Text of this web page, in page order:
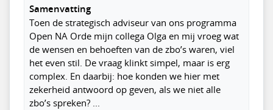
Samenvatting
Toen de strategisch adviseur van ons programma
Open NA Orde mijn collega Olga en mij vroeg wat
de wensen en behoeften van de zbo’s waren, viel
het even stil. De vraag klinkt simpel, maar is erg
complex. En daarbij: hoe konden we hier met
zekerheid antwoord op geven, als we niet alle
zbo’s spreken? ...